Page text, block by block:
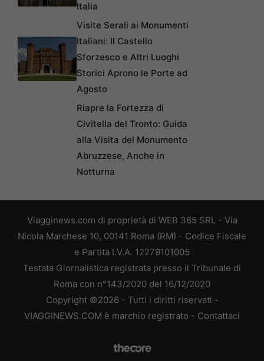
Italia
Visite Serali ai Monumenti
Italiani: Il Castello
Sforzesco e Altri Luoghi
Storici Aprono le Porte ad
Agosto
Riapre la Fortezza di
Civitella del Tronto: Guida
alla Visita del Monumento
Abruzzese, Anche in
Notturna
Viagginews.com di proprietà di WEB 365 SRL - Via
Nicola Marchese 10, 00141 Roma (RM) - Codice Fiscale
e Partita I.V.A. 12279101005
Testata Giornalistica registrata presso il Tribunale di
Roma con n°143/2020 del 16/12/2020
Copyright ©2026 - Tutti i diritti riservati -
VIAGGINEWS.COM è marchio registrato - Contattaci